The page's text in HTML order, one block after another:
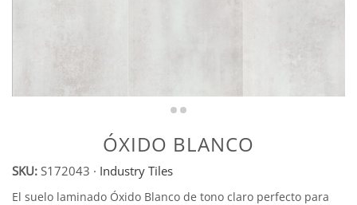
ÓXIDO BLANCO
SKU: S172043 · Industry Tiles
El suelo laminado Óxido Blanco de tono claro perfecto para